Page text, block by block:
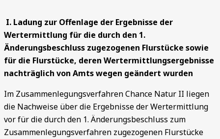
I. Ladung zur Offenlage der Ergebnisse der
Wertermittlung für die durch den 1.
Änderungsbeschluss zugezogenen Flurstücke sowie
für die Flurstücke, deren Wertermittlungsergebnisse
nachträglich von Amts wegen geändert wurden
Im Zusammenlegungsverfahren Chance Natur II liegen
die Nachweise über die Ergebnisse der Wertermittlung
vor für die durch den 1. Änderungsbeschluss zum
Zusammenlegungsverfahren zugezogenen Flurstücke